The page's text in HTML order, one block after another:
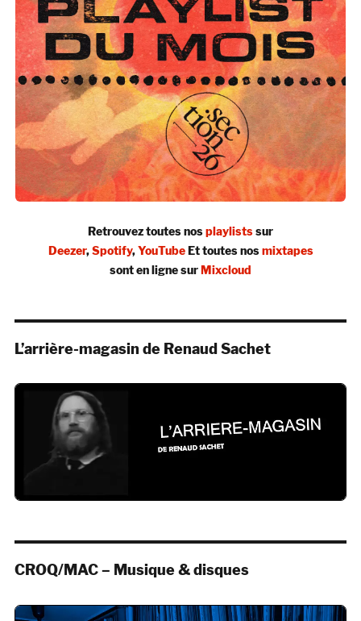
Retrouvez toutes nosplaylistssur
Deezer,Spotify,YouTubeEt toutes nosmixtapes
sont en ligne surMixcloud
L’arrière-magasin de Renaud Sachet
CROQ/MAC – Musique & disques